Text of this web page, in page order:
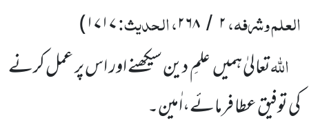
العلم وشرفہ،۲ / ۲۶۸، الحدیث:۱۷۱۷)
اللہتعالیٰ ہمیں علمِ دین سیکھنے اور اس پر عمل کرنے
کی توفیق عطا فرمائے،اٰمین۔